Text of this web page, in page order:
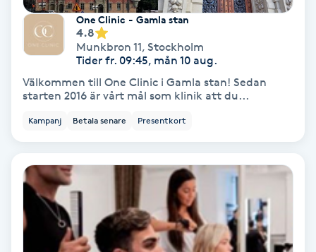
Hudvård
Hyperhidros
Hypnos
Hårborttagning
Hårbottenbehandling
One Clinic - Gamla stan
4.8
Munkbron 11, Stockholm
Tider fr. 09:45, mån 10 aug.
Välkommen till One Clinic i Gamla stan! Sedan
starten 2016 är vårt mål som klinik att du...
Kampanj Betala senare Presentkort